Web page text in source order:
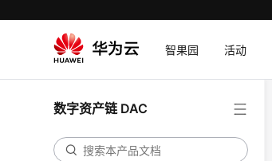
智果园 活动
数字资产链 DAC